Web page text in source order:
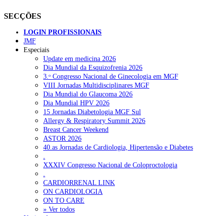
SECÇÕES
LOGIN PROFISSIONAIS
JMF
Especiais
Update em medicina 2026
Dia Mundial da Esquizofrenia 2026
3.ᵒ Congresso Nacional de Ginecologia em MGF
VIII Jornadas Multidisciplinares MGF
Dia Mundial do Glaucoma 2026
Dia Mundial HPV 2026
15 Jornadas Diabetologia MGF Sul
Allergy & Respiratory Summit 2026
Breast Cancer Weekend
ASTOR 2026
40.as Jornadas de Cardiologia, Hipertensão e Diabetes
.
XXXIV Congresso Nacional de Coloproctologia
.
CARDIORRENAL LINK
ON CARDIOLOGIA
ON TO CARE
» Ver todos